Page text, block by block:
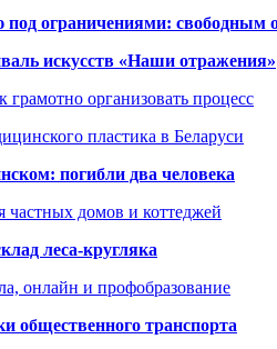
ограничениями: свободным
искусств «Наши отражения»
организовать процесс
пластика в Беларуси
погибли два человека
частных домов и коттеджей
леса-кругляка
онлайн и профобразование
общественного транспорта